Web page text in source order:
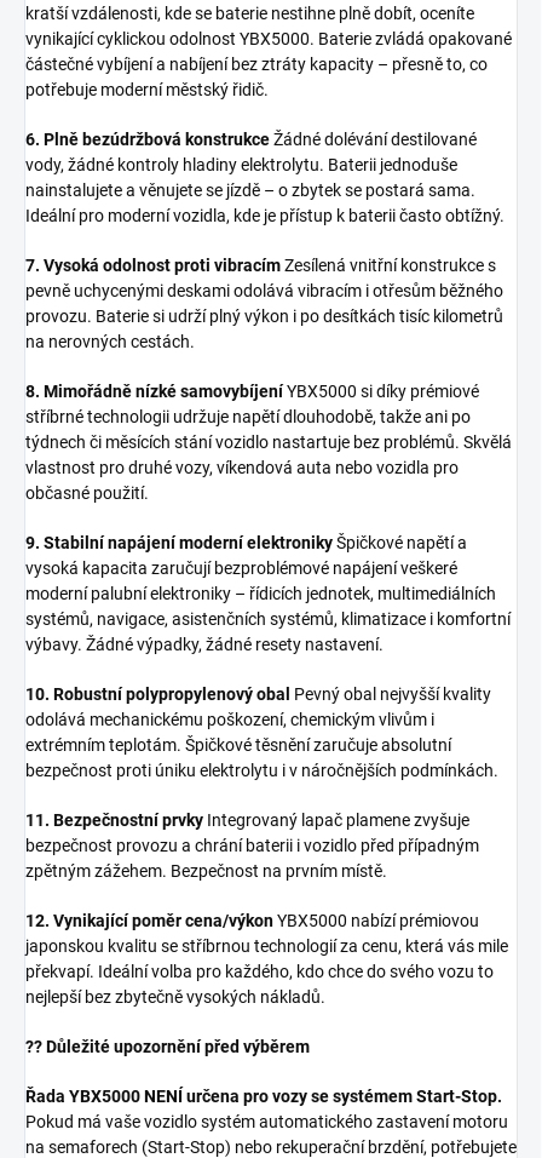
kratší vzdálenosti, kde se baterie nestihne plně dobít, oceníte
vynikající cyklickou odolnost YBX5000. Baterie zvládá opakované
částečné vybíjení a nabíjení bez ztráty kapacity – přesně to, co
potřebuje moderní městský řidič.
6. Plně bezúdržbová konstrukceŽádné dolévání destilované
vody, žádné kontroly hladiny elektrolytu. Baterii jednoduše
nainstalujete a věnujete se jízdě – o zbytek se postará sama.
Ideální pro moderní vozidla, kde je přístup k baterii často obtížný.
7. Vysoká odolnost proti vibracímZesílená vnitřní konstrukce s
pevně uchycenými deskami odolává vibracím i otřesům běžného
provozu. Baterie si udrží plný výkon i po desítkách tisíc kilometrů
na nerovných cestách.
8. Mimořádně nízké samovybíjeníYBX5000 si díky prémiové
stříbrné technologii udržuje napětí dlouhodobě, takže ani po
týdnech či měsících stání vozidlo nastartuje bez problémů. Skvělá
vlastnost pro druhé vozy, víkendová auta nebo vozidla pro
občasné použití.
9. Stabilní napájení moderní elektronikyŠpičkové napětí a
vysoká kapacita zaručují bezproblémové napájení veškeré
moderní palubní elektroniky – řídicích jednotek, multimediálních
systémů, navigace, asistenčních systémů, klimatizace i komfortní
výbavy. Žádné výpadky, žádné resety nastavení.
10. Robustní polypropylenový obal Pevný obal nejvyšší kvality
odolává mechanickému poškození, chemickým vlivům i
extrémním teplotám. Špičkové těsnění zaručuje absolutní
bezpečnost proti úniku elektrolytu i v náročnějších podmínkách.
11. Bezpečnostní prvky Integrovaný lapač plamene zvyšuje
bezpečnost provozu a chrání baterii i vozidlo před případným
zpětným zážehem. Bezpečnost na prvním místě.
12. Vynikající poměr cena/výkonYBX5000 nabízí prémiovou
japonskou kvalitu se stříbrnou technologií za cenu, která vás mile
překvapí. Ideální volba pro každého, kdo chce do svého vozu to
nejlepší bez zbytečně vysokých nákladů.
?? Důležité upozornění před výběrem
Řada YBX5000 NENÍ určena pro vozy se systémem Start-Stop.
Pokud má vaše vozidlo systém automatického zastavení motoru
na semaforech (Start-Stop) nebo rekuperační brzdění, potřebujete